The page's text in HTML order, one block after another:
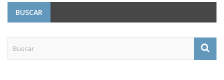
BUSCAR